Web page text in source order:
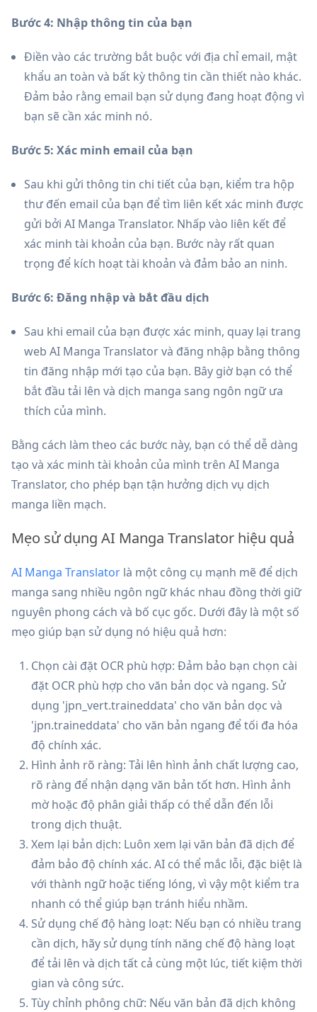
Bước 4: Nhập thông tin của bạn
Điền vào các trường bắt buộc với địa chỉ email, mật
khẩu an toàn và bất kỳ thông tin cần thiết nào khác.
Đảm bảo rằng email bạn sử dụng đang hoạt động vì
bạn sẽ cần xác minh nó.
Bước 5: Xác minh email của bạn
Sau khi gửi thông tin chi tiết của bạn, kiểm tra hộp
thư đến email của bạn để tìm liên kết xác minh được
gửi bởi AI Manga Translator. Nhấp vào liên kết để
xác minh tài khoản của bạn. Bước này rất quan
trọng để kích hoạt tài khoản và đảm bảo an ninh.
Bước 6: Đăng nhập và bắt đầu dịch
Sau khi email của bạn được xác minh, quay lại trang
web AI Manga Translator và đăng nhập bằng thông
tin đăng nhập mới tạo của bạn. Bây giờ bạn có thể
bắt đầu tải lên và dịch manga sang ngôn ngữ ưa
thích của mình.
Bằng cách làm theo các bước này, bạn có thể dễ dàng
tạo và xác minh tài khoản của mình trên AI Manga
Translator, cho phép bạn tận hưởng dịch vụ dịch
manga liền mạch.
Mẹo sử dụng AI Manga Translator hiệu quả
AI Manga Translator là một công cụ mạnh mẽ để dịch
manga sang nhiều ngôn ngữ khác nhau đồng thời giữ
nguyên phong cách và bố cục gốc. Dưới đây là một số
mẹo giúp bạn sử dụng nó hiệu quả hơn:
Chọn cài đặt OCR phù hợp: Đảm bảo bạn chọn cài
đặt OCR phù hợp cho văn bản dọc và ngang. Sử
dụng 'jpn_vert.traineddata' cho văn bản dọc và
'jpn.traineddata' cho văn bản ngang để tối đa hóa
độ chính xác.
Hình ảnh rõ ràng: Tải lên hình ảnh chất lượng cao,
rõ ràng để nhận dạng văn bản tốt hơn. Hình ảnh
mờ hoặc độ phân giải thấp có thể dẫn đến lỗi
trong dịch thuật.
Xem lại bản dịch: Luôn xem lại văn bản đã dịch để
đảm bảo độ chính xác. AI có thể mắc lỗi, đặc biệt là
với thành ngữ hoặc tiếng lóng, vì vậy một kiểm tra
nhanh có thể giúp bạn tránh hiểu nhầm.
Sử dụng chế độ hàng loạt: Nếu bạn có nhiều trang
cần dịch, hãy sử dụng tính năng chế độ hàng loạt
để tải lên và dịch tất cả cùng một lúc, tiết kiệm thời
gian và công sức.
Tùy chỉnh phông chữ: Nếu văn bản đã dịch không